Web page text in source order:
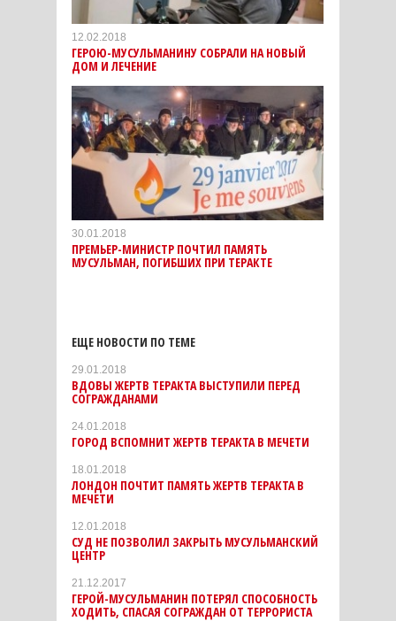
12.02.2018
ГЕРОЮ-МУСУЛЬМАНИНУ СОБРАЛИ НА НОВЫЙ
ДОМ И ЛЕЧЕНИЕ
30.01.2018
ПРЕМЬЕР-МИНИСТР ПОЧТИЛ ПАМЯТЬ
МУСУЛЬМАН, ПОГИБШИХ ПРИ ТЕРАКТЕ
ЕЩЕ НОВОСТИ ПО ТЕМЕ
29.01.2018
ВДОВЫ ЖЕРТВ ТЕРАКТА ВЫСТУПИЛИ ПЕРЕД
СОГРАЖДАНАМИ
24.01.2018
ГОРОД ВСПОМНИТ ЖЕРТВ ТЕРАКТА В МЕЧЕТИ
18.01.2018
ЛОНДОН ПОЧТИТ ПАМЯТЬ ЖЕРТВ ТЕРАКТА В
МЕЧЕТИ
12.01.2018
СУД НЕ ПОЗВОЛИЛ ЗАКРЫТЬ МУСУЛЬМАНСКИЙ
ЦЕНТР
21.12.2017
ГЕРОЙ-МУСУЛЬМАНИН ПОТЕРЯЛ СПОСОБНОСТЬ
ХОДИТЬ, СПАСАЯ СОГРАЖДАН ОТ ТЕРРОРИСТА